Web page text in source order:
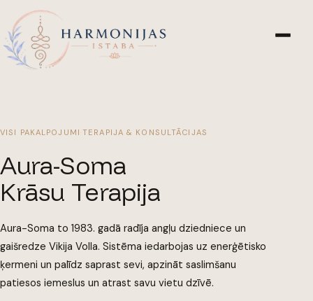
VISI PAKALPOJUMI ·TERAPIJA & KONSULTĀCIJAS
Aura-Soma
Krāsu Terapija
Aura-Soma to 1983. gadā radīja angļu dziedniece un
gaišredze Vikija Volla. Sistēma iedarbojas uz enerģētisko
ķermeni un palīdz saprast sevi, apzināt saslimšanu
patiesos iemeslus un atrast savu vietu dzīvē.